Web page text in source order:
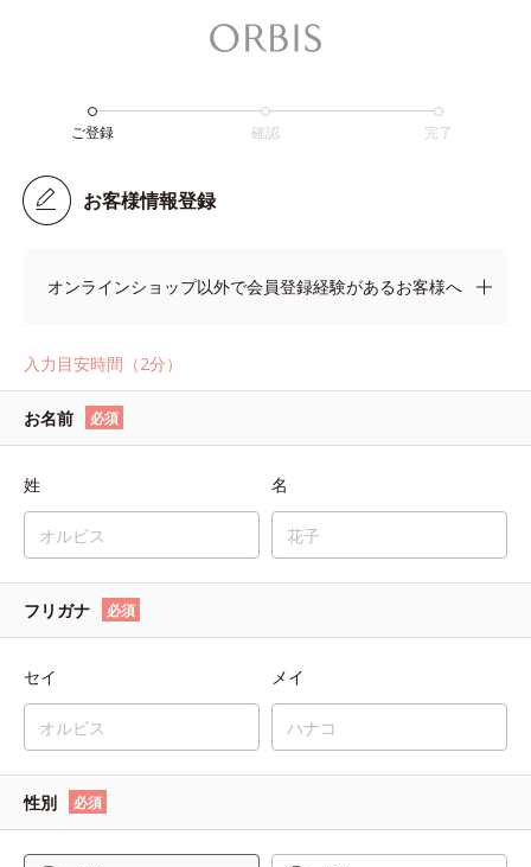
ご登録 確認 完了
お客様情報登録
オンラインショップ以外で会員登録経験があるお客様へ
入力目安時間（2分）
お名前 必須
姓 名
フリガナ 必須
セイ メイ
性別 必須